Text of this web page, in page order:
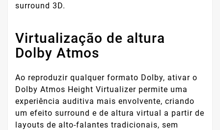
surround 3D.
Virtualização de altura
Dolby Atmos
Ao reproduzir qualquer formato Dolby, ativar o
Dolby Atmos Height Virtualizer permite uma
experiência auditiva mais envolvente, criando
um efeito surround e de altura virtual a partir de
layouts de alto-falantes tradicionais, sem